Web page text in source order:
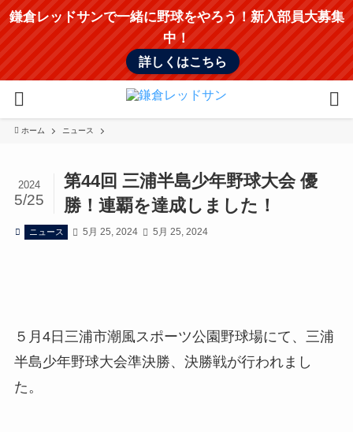
鎌倉レッドサンで一緒に野球をやろう！新入部員大募集
中！
詳しくはこちら
ホーム ニュース
第44回 三浦半島少年野球大会 優
勝！連覇を達成しました！
2024
5/25
ニュース 5月 25, 2024 5月 25, 2024
５月4日三浦市潮風スポーツ公園野球場にて、三浦
半島少年野球大会準決勝、決勝戦が行われまし
た。